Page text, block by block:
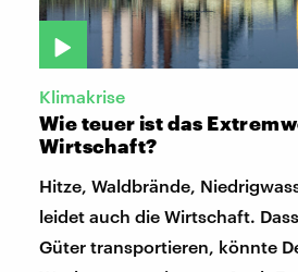
Klimakrise
Wie teuer ist das
Wirtschaft?
Hitze, Waldbrände,
leidet auch die Wirtschaft.
Güter transportieren, könnte